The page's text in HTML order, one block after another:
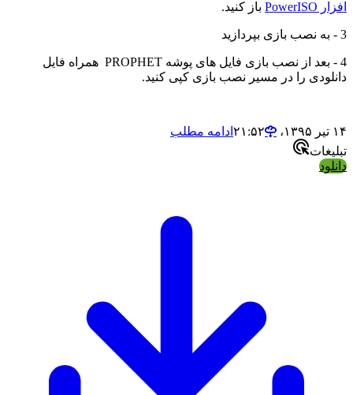
افزار PowerISO
باز کنید.
3 - به نصب بازی بپردازید
4 - بعد از نصب بازی فایل های پوشه PROPHET همراه فایل
دانلودی را در مسیر نصب بازی کپی کنید.
۱۴ تیر ۱۳۹۵،‏ ۲۱:۵۲
ادامه مطلب
تبلیغات
دانلود